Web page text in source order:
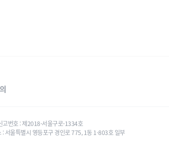
고번호 : 제2018-서울구로-1334호
서울특별시 영등포구 경인로 775, 1동 1-803호 일부